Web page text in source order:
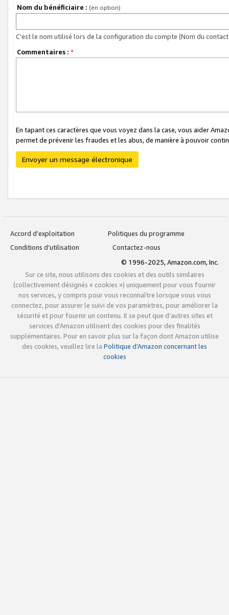
Nom du bénéficiaire : (en option)
C'est le nom utilisé lors de la configuration du compte (Nom du
Commentaires : *
En tapant ces caractères que vous voyez dans la case, vous aider
permet de prévenir les fraudes et les abus, de manière à pouvoir
Envoyer un message électronique
Accord d’exploitation
Politiques du programme
Conditions d’utilisation
Contactez-nous
© 1996-2025, Amazon.com, Inc.
Sur ce site, nous utilisons des cookies et des outils similaires
(collectivement désignés « cookies ») uniquement pour vous fournir
nos services, y compris pour vous reconnaître lorsque vous vous
connectez, pour assurer le suivi de vos paramètres, pour améliorer la
sécurité et pour fournir un contenu. Il se peut que d’autres sites et
services d’Amazon utilisent des cookies pour des finalités
supplémentaires. Pour en savoir plus sur la façon dont Amazon utilise
des cookies, veuillez lire la Politique d’Amazon concernant les
cookies